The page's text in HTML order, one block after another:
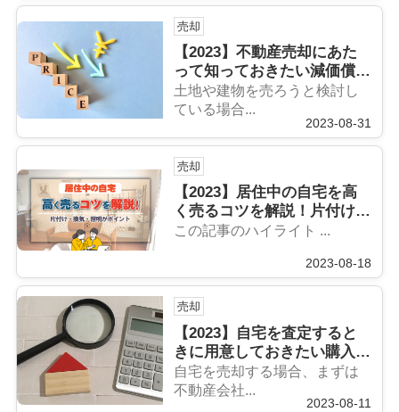
売却
【2023】不動産売却にあた
って知っておきたい減価償却
費について解説
土地や建物を売ろうと検討し
ている場合...
2023-08-31
売却
【2023】居住中の自宅を高
く売るコツを解説！片付け・
換気・照明がポイント
この記事のハイライト ...
2023-08-18
売却
【2023】自宅を査定すると
きに用意しておきたい購入時
の書類とは？
自宅を売却する場合、まずは
不動産会社...
2023-08-11